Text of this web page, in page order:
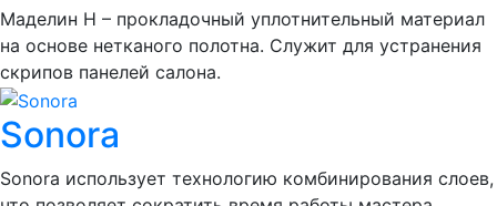
Маделин Н – прокладочный уплотнительный материал
на основе нетканого полотна. Служит для устранения
скрипов панелей салона.
Sonora
Sonora использует технологию комбинирования слоев,